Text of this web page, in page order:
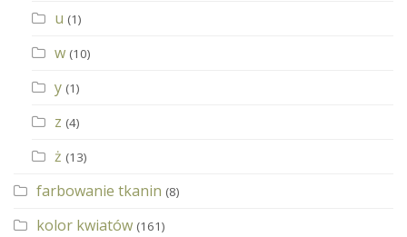
u (1)
w (10)
y (1)
z (4)
ż (13)
farbowanie tkanin (8)
kolor kwiatów (161)